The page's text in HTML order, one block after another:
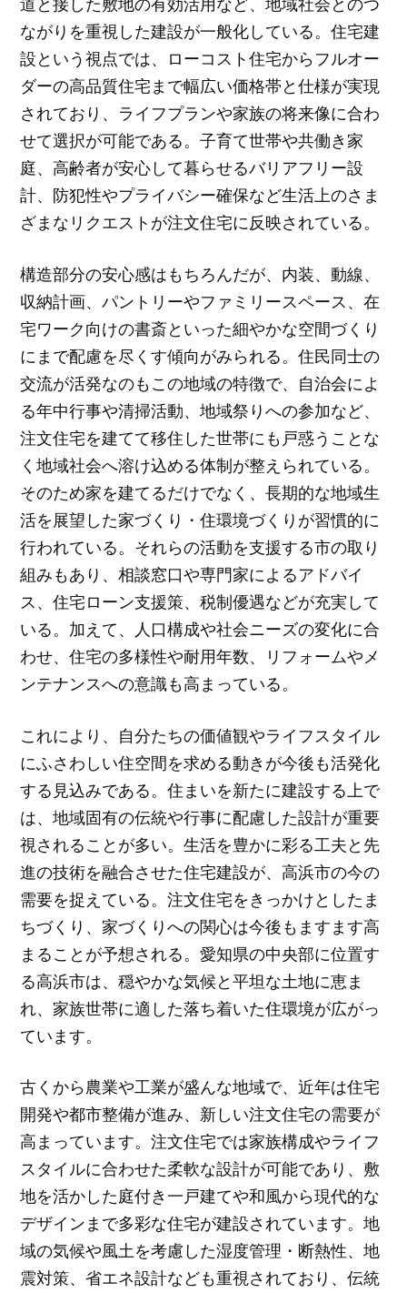
ながりを重視した建設が一般化している。住宅建
設という視点では、ローコスト住宅からフルオー
ダーの高品質住宅まで幅広い価格帯と仕様が実現
されており、ライフプランや家族の将来像に合わ
せて選択が可能である。子育て世帯や共働き家
庭、高齢者が安心して暮らせるバリアフリー設
計、防犯性やプライバシー確保など生活上のさま
ざまなリクエストが注文住宅に反映されている。
構造部分の安心感はもちろんだが、内装、動線、
収納計画、パントリーやファミリースペース、在
宅ワーク向けの書斎といった細やかな空間づくり
にまで配慮を尽くす傾向がみられる。住民同士の
交流が活発なのもこの地域の特徴で、自治会によ
る年中行事や清掃活動、地域祭りへの参加など、
注文住宅を建てて移住した世帯にも戸惑うことな
く地域社会へ溶け込める体制が整えられている。
そのため家を建てるだけでなく、長期的な地域生
活を展望した家づくり・住環境づくりが習慣的に
行われている。それらの活動を支援する市の取り
組みもあり、相談窓口や専門家によるアドバイ
ス、住宅ローン支援策、税制優遇などが充実して
いる。加えて、人口構成や社会ニーズの変化に合
わせ、住宅の多様性や耐用年数、リフォームやメ
ンテナンスへの意識も高まっている。
これにより、自分たちの価値観やライフスタイル
にふさわしい住空間を求める動きが今後も活発化
する見込みである。住まいを新たに建設する上で
は、地域固有の伝統や行事に配慮した設計が重要
視されることが多い。生活を豊かに彩る工夫と先
進の技術を融合させた住宅建設が、高浜市の今の
需要を捉えている。注文住宅をきっかけとしたま
ちづくり、家づくりへの関心は今後もますます高
まることが予想される。愛知県の中央部に位置す
る高浜市は、穏やかな気候と平坦な土地に恵ま
れ、家族世帯に適した落ち着いた住環境が広がっ
ています。
古くから農業や工業が盛んな地域で、近年は住宅
開発や都市整備が進み、新しい注文住宅の需要が
高まっています。注文住宅では家族構成やライフ
スタイルに合わせた柔軟な設計が可能であり、敷
地を活かした庭付き一戸建てや和風から現代的な
デザインまで多彩な住宅が建設されています。地
域の気候や風土を考慮した湿度管理・断熱性、地
震対策、省エネ設計なども重視されており、伝統